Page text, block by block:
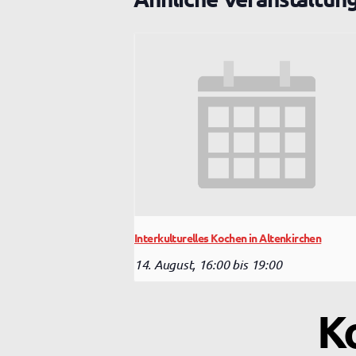
Interkulturelles Kochen in Altenkirchen
14. August, 16:00 bis 19:00